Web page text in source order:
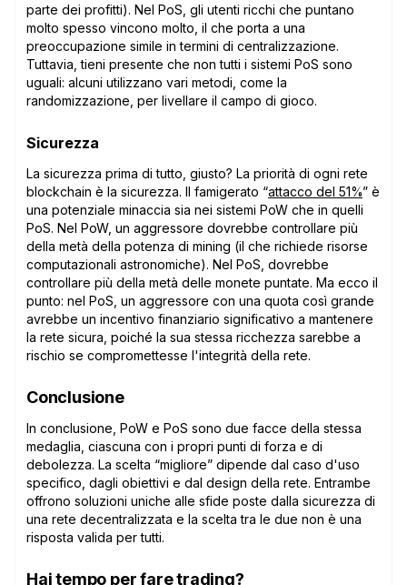
parte dei profitti). Nel PoS, gli utenti ricchi che puntano
molto spesso vincono molto, il che porta a una
preoccupazione simile in termini di centralizzazione.
Tuttavia, tieni presente che non tutti i sistemi PoS sono
uguali: alcuni utilizzano vari metodi, come la
randomizzazione, per livellare il campo di gioco.
Sicurezza
La sicurezza prima di tutto, giusto? La priorità di ogni rete
blockchain è la sicurezza. Il famigerato “attacco del 51%” è
una potenziale minaccia sia nei sistemi PoW che in quelli
PoS. Nel PoW, un aggressore dovrebbe controllare più
della metà della potenza di mining (il che richiede risorse
computazionali astronomiche). Nel PoS, dovrebbe
controllare più della metà delle monete puntate. Ma ecco il
punto: nel PoS, un aggressore con una quota così grande
avrebbe un incentivo finanziario significativo a mantenere
la rete sicura, poiché la sua stessa ricchezza sarebbe a
rischio se compromettesse l'integrità della rete.
Conclusione
In conclusione, PoW e PoS sono due facce della stessa
medaglia, ciascuna con i propri punti di forza e di
debolezza. La scelta “migliore” dipende dal caso d'uso
specifico, dagli obiettivi e dal design della rete. Entrambe
offrono soluzioni uniche alle sfide poste dalla sicurezza di
una rete decentralizzata e la scelta tra le due non è una
risposta valida per tutti.
Hai tempo per fare trading?